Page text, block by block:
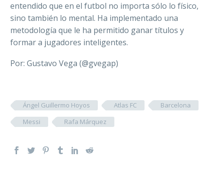
entendido que en el futbol no importa sólo lo físico,
sino también lo mental. Ha implementado una
metodología que le ha permitido ganar títulos y
formar a jugadores inteligentes.
Por: Gustavo Vega (@gvegap)
Ángel Guillermo Hoyos Atlas FC
Barcelona
Messi
Rafa Márquez